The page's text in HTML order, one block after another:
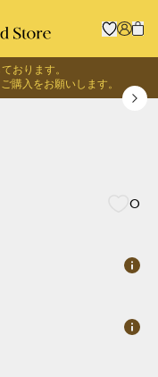
おります。
ご購入をお願いします。
0